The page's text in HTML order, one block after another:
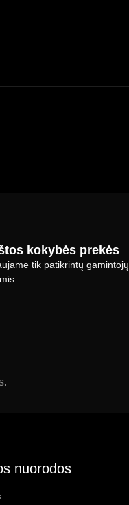
kokybės prekės
tik patikrintų gamintojų
nuorodos